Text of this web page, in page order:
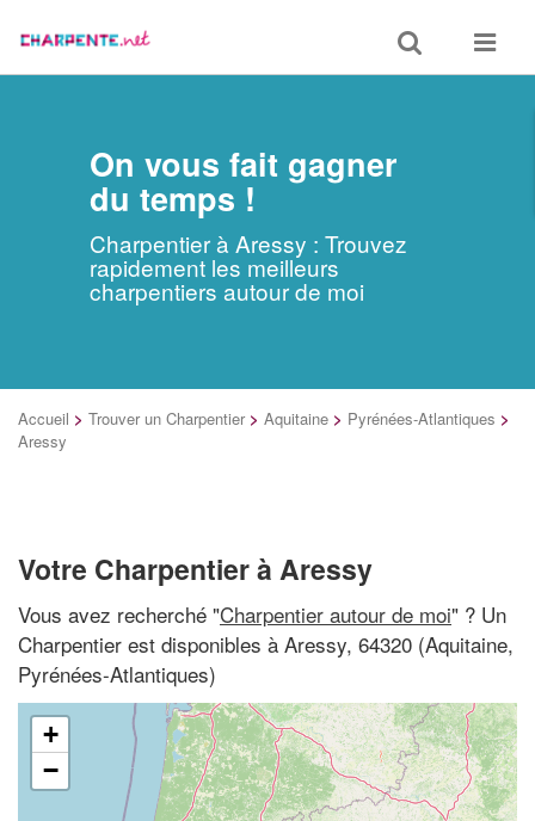
Toggle
search
Toggle
On vous fait gagner
du temps !
Charpentier à Aressy : Trouvez
rapidement les meilleurs
charpentiers autour de moi
Accueil > Trouver un Charpentier > Aquitaine > Pyrénées-Atlantiques >
Aressy
Votre Charpentier à Aressy
Vous avez recherché "Charpentier autour de moi" ? Un
Charpentier est disponibles à Aressy, 64320 (Aquitaine,
Pyrénées-Atlantiques)
+
−